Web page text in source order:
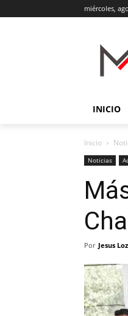
miércoles,
INICIO
Inicio
Noticias
Por Jesus